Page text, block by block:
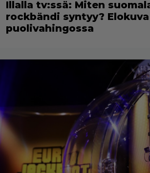
Illalla tv:ssä: Miten
rockbändi syntyy?
puolivahingossa